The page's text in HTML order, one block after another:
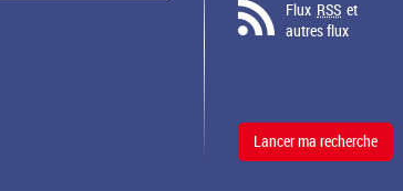
Flux RSS et
autres flux